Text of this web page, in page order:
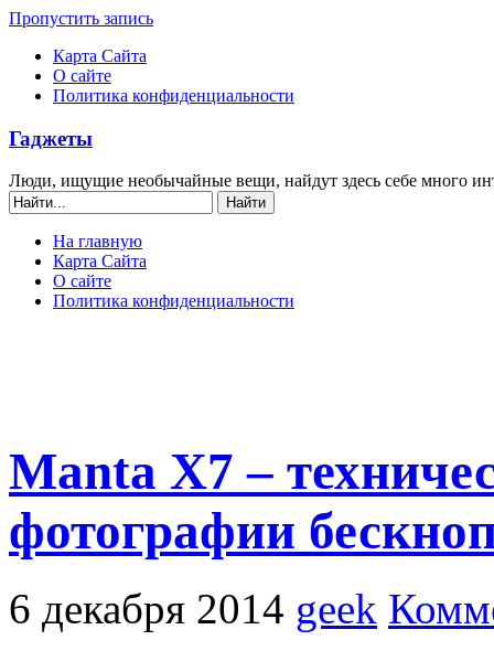
Пропустить запись
Карта Сайта
О сайте
Политика конфиденциальности
Гаджеты
Люди, ищущие необычайные вещи, найдут здесь себе много
На главную
Карта Сайта
О сайте
Политика конфиденциальности
Manta X7 –
фотографии
6 декабря 2014 geek